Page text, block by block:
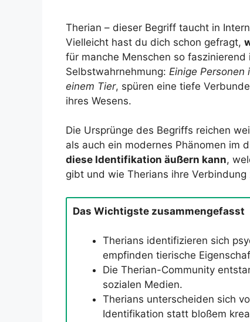
Therian – dieser Begriff taucht in
Vielleicht hast du dich schon gefragt,
für manche Menschen so
Selbstwahrnehmung: Einige
einem Tier, spüren eine tiefe
ihres Wesens.
Die Ursprünge des Begriffs reichen
als auch ein modernes Phänomen im
diese Identifikation äußern kann,
gibt und wie Therians ihre
Das Wichtigste zusammengefasst
Therians identifizieren sich
empfinden tierische
Die Therian-Community
sozialen Medien.
Therians unterscheiden sich
Identifikation statt bloßem